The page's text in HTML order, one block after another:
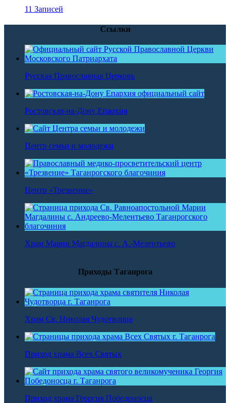
11 Записей
Ссылки
Русская Православная Церковь
Ростовская-на-Дону Епархия
Центр семьи и молодежи
Центр «Трезвение»
Храм Марии Магдалины с. А.-Мелентьево
Приходы Таганрога
Храм Св. Николая Чудотворца
Приход храма Всех Святых
Приход храма Георгия Победоносца